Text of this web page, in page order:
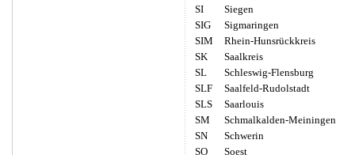
SI
Siegen
SIG
Sigmaringen
SIM
Rhein-Hunsrückkreis
SK
Saalkreis
SL
Schleswig-Flensburg
SLF
Saalfeld-Rudolstadt
SLS
Saarlouis
SM
Schmalkalden-Meiningen
SN
Schwerin
SO
Soest